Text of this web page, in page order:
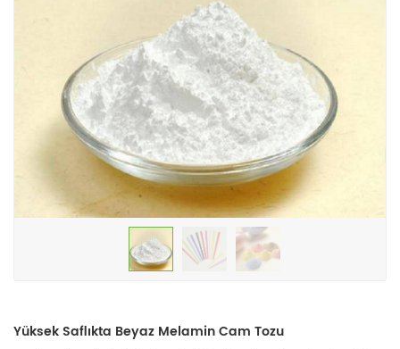
Yüksek Saflıkta Beyaz Melamin Cam Tozu